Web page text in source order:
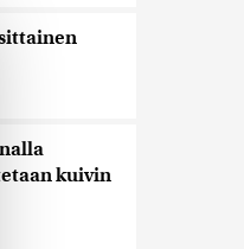
kuivin